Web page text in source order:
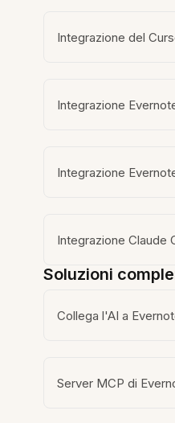
Integrazione del
Integrazione
Integrazione
Integrazione Claude
Soluzioni
Collega l'AI a
Server MCP di